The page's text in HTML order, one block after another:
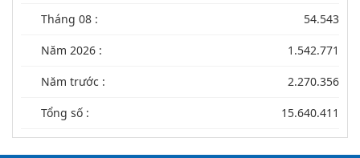
Tháng 08 : 54.543
Năm 2026 : 1.542.771
Năm trước : 2.270.356
Tổng số : 15.640.411